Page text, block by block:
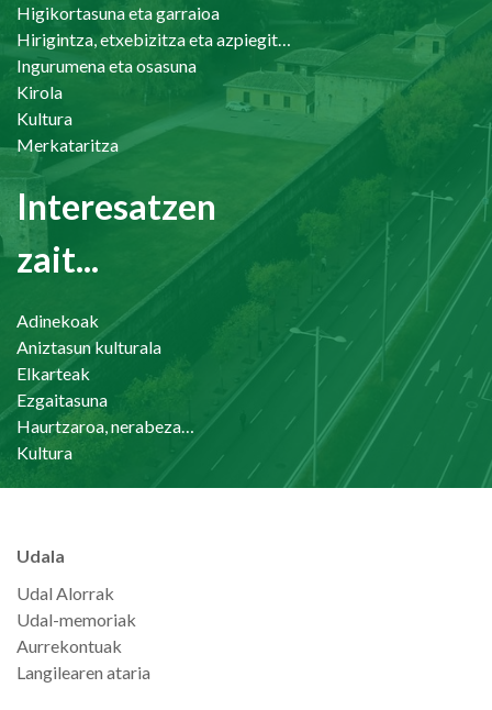
Higikortasuna eta garraioa
Ingurumena eta osasuna
Kirola
Kultura
Merkataritza
Interesatzen
zait...
Adinekoak
Aniztasun kulturala
Elkarteak
Ezgaitasuna
Kultura
Udala
Udal Alorrak
Udal-memoriak
Aurrekontuak
Langilearen ataria